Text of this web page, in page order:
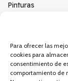
Para ofrecer las
cookies para
consentimiento de
comportamiento de
Pinturas
Instagram
Twiter
YouTube